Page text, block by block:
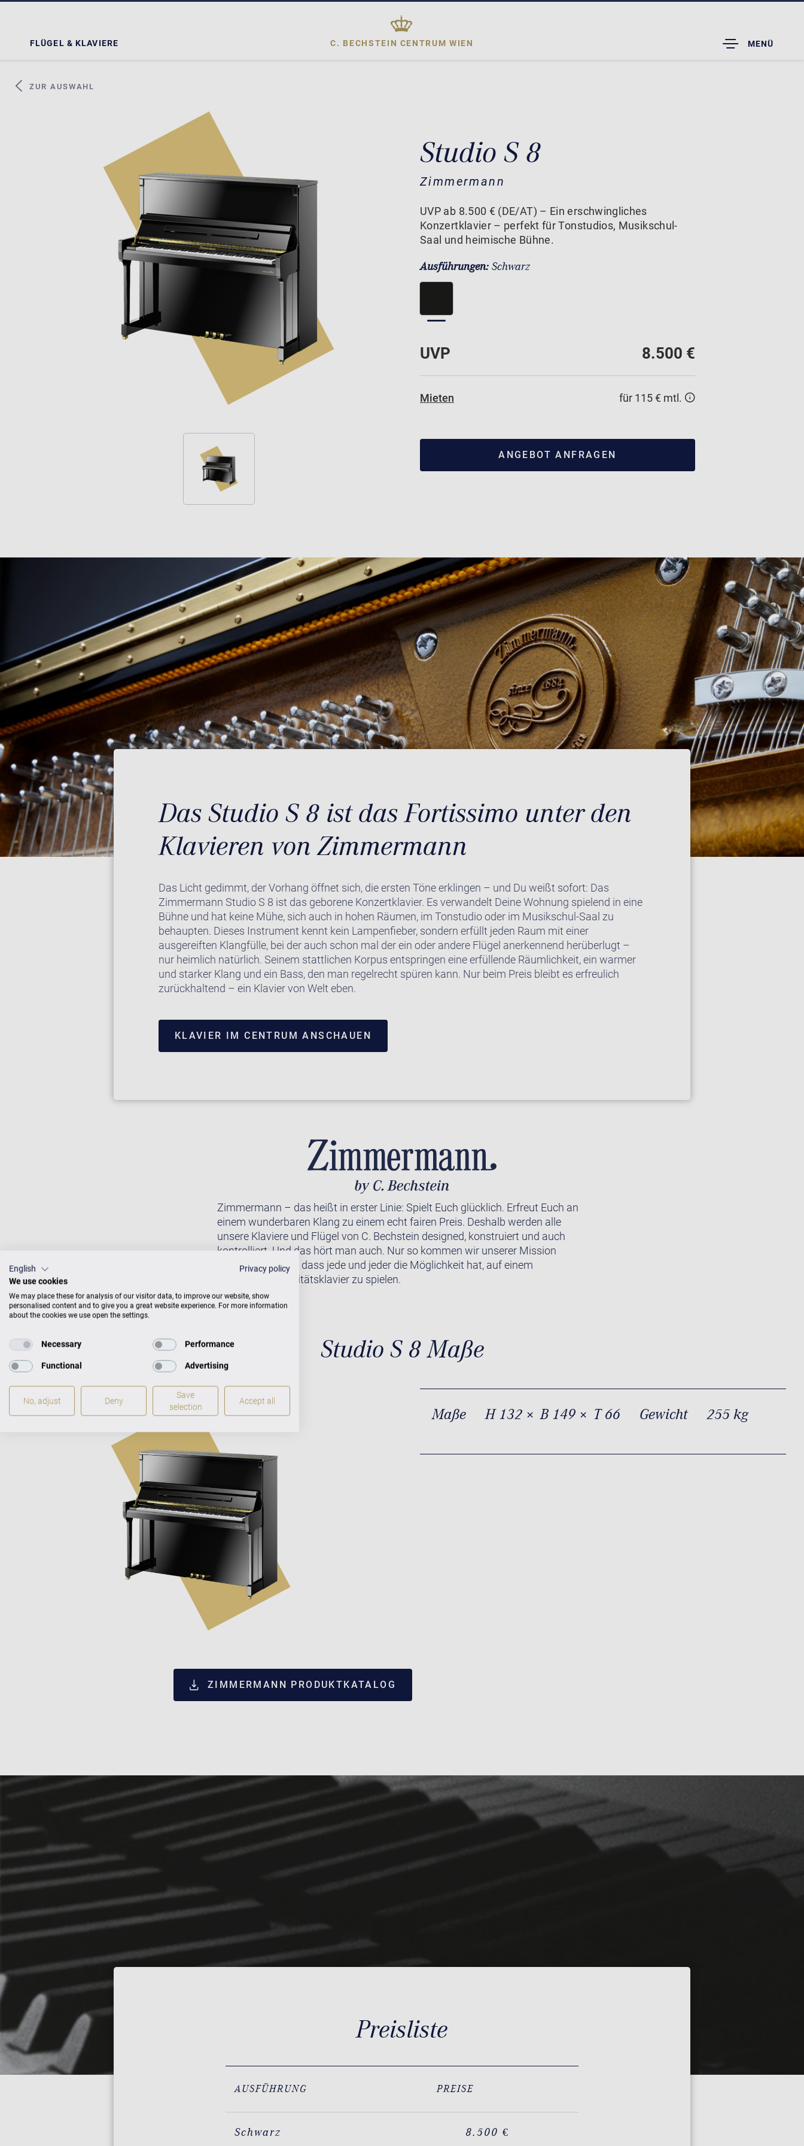
FLÜGEL & KLAVIERE C. BECHSTEIN CENTRUM WIEN
TOGGLE
DROPDOWN
MENÜ
ZUR AUSWAHL
Studio S 8
Zimmermann
UVP ab 8.500 € (DE/AT) – Ein erschwingliches
Konzertklavier – perfekt für Tonstudios, Musikschul-
Saal und heimische Bühne.
Ausführungen: Schwarz
UVP 8.500 €
Mieten für 115 € mtl.
ANGEBOT ANFRAGEN
Das Studio S 8 ist das Fortissimo unter den
Klavieren von Zimmermann
Das Licht gedimmt, der Vorhang öffnet sich, die ersten Töne erklingen – und Du weißt sofort: Das
Zimmermann Studio S 8 ist das geborene Konzertklavier. Es verwandelt Deine Wohnung spielend in eine
Bühne und hat keine Mühe, sich auch in hohen Räumen, im Tonstudio oder im Musikschul-Saal zu
behaupten. Dieses Instrument kennt kein Lampenfieber, sondern erfüllt jeden Raum mit einer
ausgereiften Klangfülle, bei der auch schon mal der ein oder andere Flügel anerkennend herüberlugt –
nur heimlich natürlich. Seinem stattlichen Korpus entspringen eine erfüllende Räumlichkeit, ein warmer
und starker Klang und ein Bass, den man regelrecht spüren kann. Nur beim Preis bleibt es erfreulich
zurückhaltend – ein Klavier von Welt eben.
KLAVIER IM CENTRUM ANSCHAUEN
Zimmermann – das heißt in erster Linie: Spielt Euch glücklich. Erfreut Euch an
einem wunderbaren Klang zu einem echt fairen Preis. Deshalb werden alle
unsere Klaviere und Flügel von C. Bechstein designed, konstruiert und auch
kontrolliert. Und das hört man auch. Nur so kommen wir unserer Mission
näher: Wir wollen, dass jede und jeder die Möglichkeit hat, auf einem
akustischen Qualitätsklavier zu spielen.
Studio S 8 Maße
Maße H 132 × B 149 × T 66 Gewicht 255 kg
ZIMMERMANN PRODUKTKATALOG
Preisliste
AUSFÜHRUNG PREISE
Schwarz 8.500 €
English
Privacy policy
We use cookies
We may place these for analysis of our visitor data, to improve our website, show
personalised content and to give you a great website experience. For more information
about the cookies we use open the settings.
Necessary Performance
Functional Advertising
No, adjust Deny
Save
selection
Accept all